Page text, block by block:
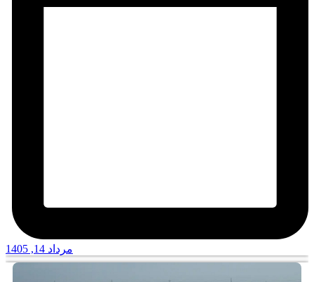
مرداد 14, 1405